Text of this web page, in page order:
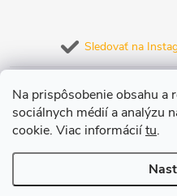
Na prispôsobenie obsahu a
sociálnych médií a analýzu
cookie. Viac informáciítu.
Sledovať na
Prijímame online platby
Copyright 2026JuiceLab.sk.